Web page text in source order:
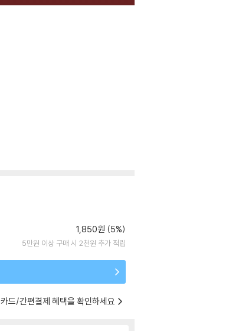
1,850원 (5%)
5만원 이상 구매 시 2천원 추가 적립
카드/간편결제 혜택을 확인하세요